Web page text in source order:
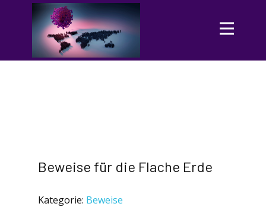
Beweise für die Flache Erde
Kategorie: Beweise